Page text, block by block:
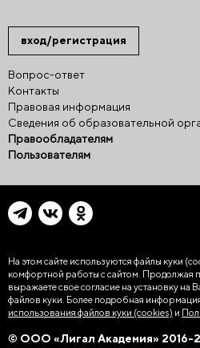
вход/регистрация
Вопрос-ответ
Контакты
Правовая информация
Сведения об образовательной
Правообладателям
Пользователям
На этом сайте используются файлы куки
комфортной работы с сайтом. Продолжая
выражаете свое согласие на установку на
файлов куки. Более подробная
использования файлов куки (cookies) и
© ООО «Лигал Академия» 2016-